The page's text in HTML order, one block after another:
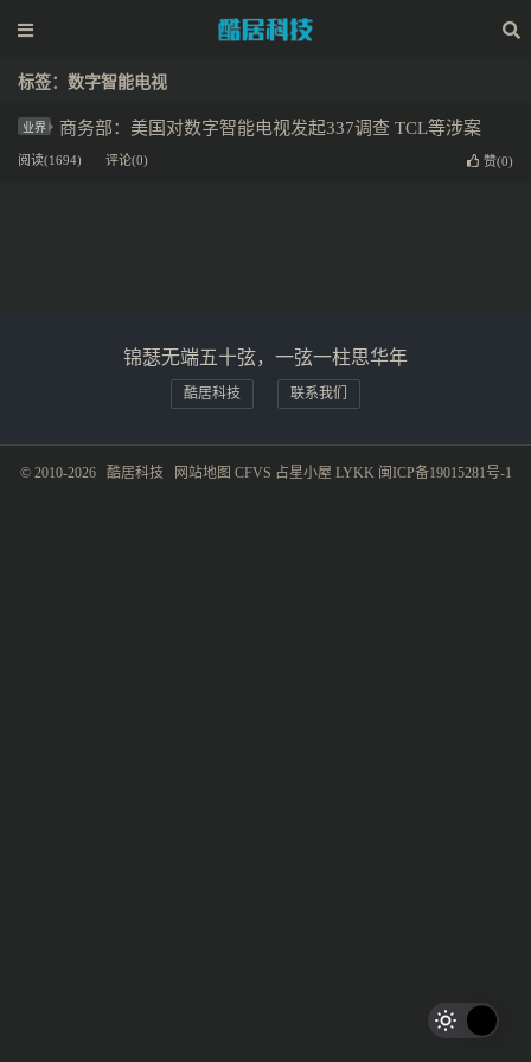
标签：数字智能电视
业界 商务部：美国对数字智能电视发起337调查 TCL等涉案
阅读(1694) 评论(0) 赞(0)
锦瑟无端五十弦，一弦一柱思华年
酷居科技 联系我们
© 2010-2026 酷居科技 网站地图 CFVS 占星小屋 LYKK 闽ICP备19015281号-1